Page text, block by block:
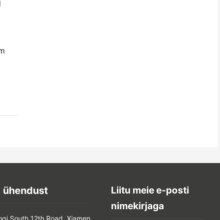
ühendust
South 12th Road, Xiamen,
Liitu meie e-posti
nimekirjaga